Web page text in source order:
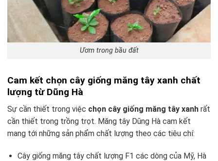
Ươm trong bầu đất
Cam kết chọn cây giống măng tây xanh chất
lượng từ Dũng Hà
Sự cần thiết trong việc chọn cây giống măng tây xanh rất
cần thiết trong trồng trọt. Măng tây Dũng Hà cam kết
mang tới những sản phẩm chất lượng theo các tiêu chí:
Cây giống măng tây chất lượng F1 các dòng của Mỹ, Hà